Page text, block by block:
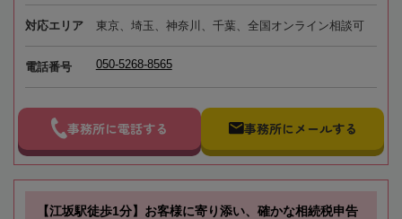
対応エリア 東京、埼玉、神奈川、千葉、全国オンライン相談可
電話番号 050-5268-8565
事務所に電話する 事務所にメールする
【江坂駅徒歩1分】お客様に寄り添い、確かな相続税申告